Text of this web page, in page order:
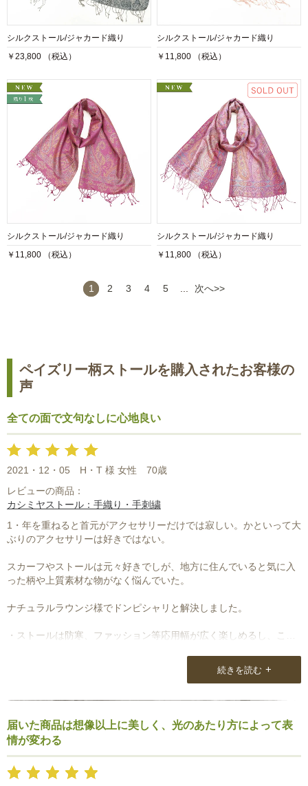
シルクストール/ジャカード織り
￥23,800 （税込）
シルクストール/ジャカード織り
￥11,800 （税込）
シルクストール/ジャカード織り
￥11,800 （税込）
シルクストール/ジャカード織り
￥11,800 （税込）
1 2 3 4 5 ... 次へ>>
ペイズリー柄ストールを購入されたお客様の
声
全ての面で文句なしに心地良い
2021・12・05 H・T 様 女性
70歳
レビューの商品：
カシミヤストール：手織り・手刺繍
1・年を重ねると首元がアクセサリーだけでは寂しい。かといって大
ぶりのアクセサリーは好きではない。
スカーフやストールは元々好きでしが、地方に住んでいると気に入
った柄や上質素材な物がなく悩んでいた。
ナチュラルラウンジ様でドンピシャリと解決しました。
・ストールは防寒、ファッション等応用幅が広く楽しめるし、この
3,素材の上質感
4,何度購入しても期待はずれが一度もない
5, 〃
続きを読む +
届いた商品は想像以上に美しく、光のあたり方によって表
情が変わる